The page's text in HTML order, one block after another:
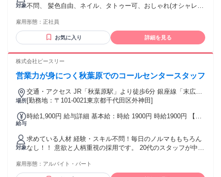
給は随時。頑張りが給料に直結します。
対象不問、 髪色自由、ネイル、タトゥー可、おしゃれ(オシャレ)
人を急募します！！ ・将来、PC1つで、仕事場所を選ばない
働き方をしたい人 ・コミュニケーション能力を身に着けたい
人 ・こどものしたいこと、学びたいことをお金や家庭の理由
人生を歩んでいきたい人 ・自分の趣味でインフルエンサーや
かっこいいと言われたい人
雇用形態： 正社員
お気に入り 詳細を見る
株式会社ピースリー
営業力が身につく秋葉原でのコールセンタースタッフ
場所
交通・アクセス JR「秋葉原駅」より徒歩6分 銀座線「末広町
駅」より徒歩3分
[勤務地：〒101-0021東京都千代田区外神田]
給与
時給1,900円 給与詳細 基本給：時給 1900円 時給1900円 【月
対象
求めている人材 経験・スキル不問！毎日のノルマももちろん
なし！！ 意欲と人柄重視の採用です。 20代のスタッフが中心
境です！ ■ こんな方に向いています ・自由な雰囲気で働きた
い ・営業に挑戦してみたい ・高時給でしっかり稼ぎたい ・
雇用形態： アルバイト・パート